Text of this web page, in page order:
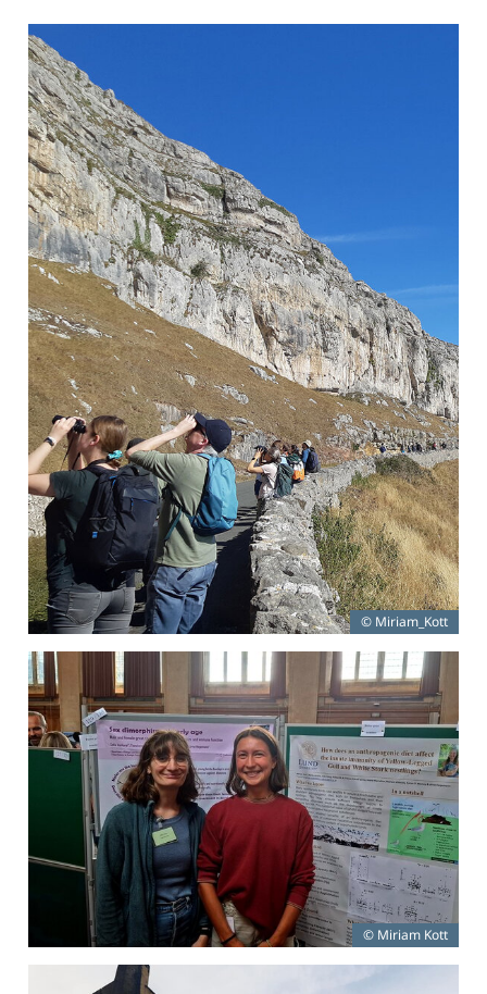
© Miriam_Kott
© Miriam Kott